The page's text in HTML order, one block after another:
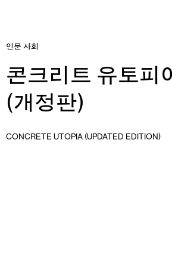
인문 사회
콘크리트 유토피
(개정판)
CONCRETE UTOPIA (UPDATED EDITION)